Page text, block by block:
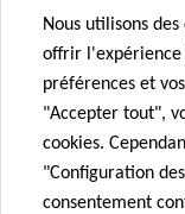
Message*
Nous utilisons
offrir l'expérience
préférences et
"Accepter tout",
cookies.
"Configuration
consentement